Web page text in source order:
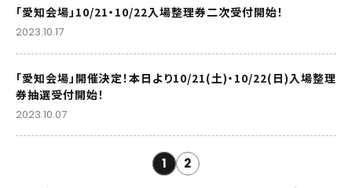
「愛知会場」10/21・10/22入場整理券二次受付開始！
2023.10.17
「愛知会場」開催決定！本日より10/21(土)・10/22(日)入場整理
券抽選受付開始！
2023.10.07
1 2